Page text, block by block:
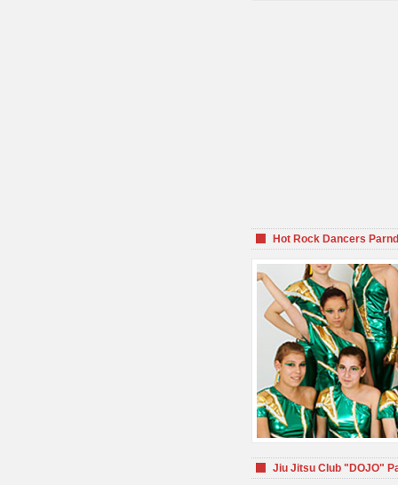
Hot Rock Dancers
Jiu Jitsu Club "DOJO"